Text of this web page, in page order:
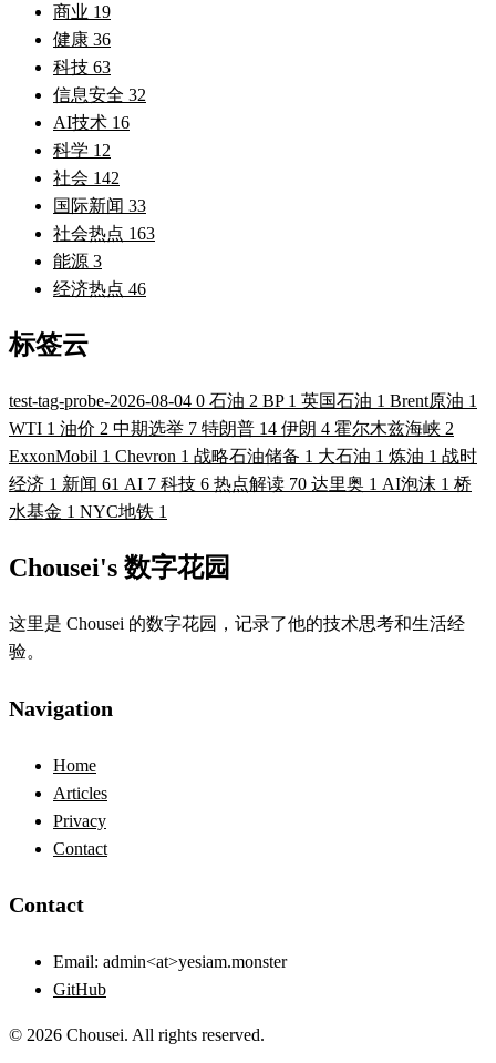
商业 19
健康 36
科技 63
信息安全 32
AI技术 16
科学 12
社会 142
国际新闻 33
社会热点 163
能源 3
经济热点 46
标签云
test-tag-probe-2026-08-04 0 石油 2 BP 1 英国石油 1 Brent原油 1
WTI 1 油价 2 中期选举 7 特朗普 14 伊朗 4 霍尔木兹海峡 2
ExxonMobil 1 Chevron 1 战略石油储备 1 大石油 1 炼油 1 战时
经济 1 新闻 61 AI 7 科技 6 热点解读 70 达里奥 1 AI泡沫 1 桥
水基金 1 NYC地铁 1
Chousei's 数字花园
这里是 Chousei 的数字花园，记录了他的技术思考和生活经
验。
Navigation
Home
Articles
Privacy
Contact
Contact
Email: admin<at>yesiam.monster
GitHub
© 2026 Chousei. All rights reserved.